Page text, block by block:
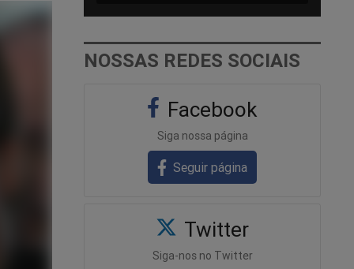
NOSSAS REDES SOCIAIS
Facebook
Siga nossa página
Seguir página
Twitter
Siga-nos no Twitter